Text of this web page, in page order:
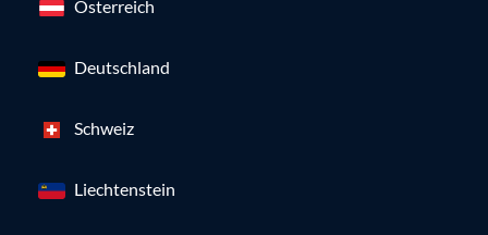
Österreich
Deutschland
Schweiz
Liechtenstein